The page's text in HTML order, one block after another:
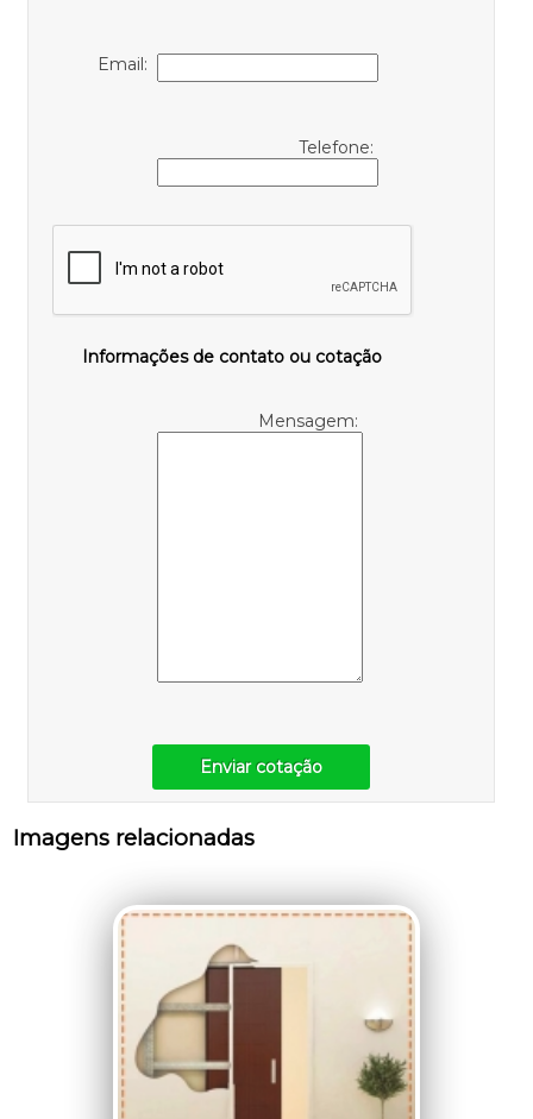
Email:
Telefone:
Informações de contato ou cotação
Mensagem:
Enviar cotação
Imagens relacionadas